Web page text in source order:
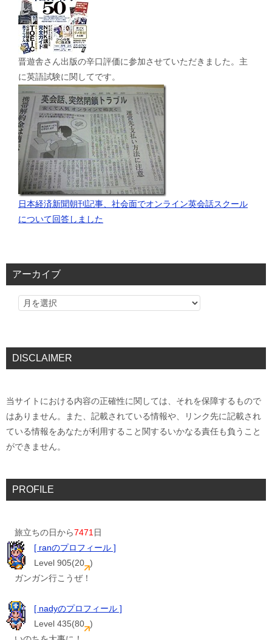
晋遊舎さん出版の辛口評価に参加させていただきました。主
に英語試験に関してです。
日本経済新聞朝刊記事、社会面でオンライン英会話スクール
について回答しました
アーカイブ
DISCLAIMER
当サイトにおける内容の正確性に関しては、それを保障するもので
はありません。また、記載されている情報や、リンク先に記載され
ている情報をあなたが利用すること関するいかなる責任も負うこと
ができません。
PROFILE
旅立ちの日から7471日
[ ranのプロフィール ]
Level 905(20 )
ガンガン行こうぜ！
[ nadyのプロフィール ]
Level 435(80 )